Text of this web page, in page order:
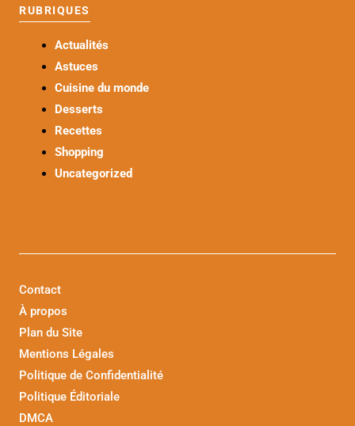
RUBRIQUES
Actualités
Astuces
Cuisine du monde
Desserts
Recettes
Shopping
Uncategorized
Contact
À propos
Plan du Site
Mentions Légales
Politique de Confidentialité
Politique Éditoriale
DMCA